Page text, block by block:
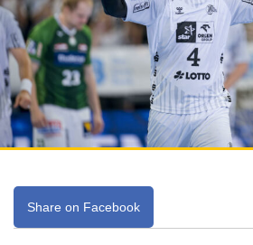
Share on Facebook